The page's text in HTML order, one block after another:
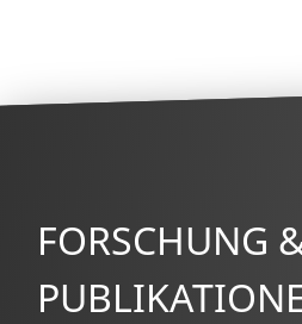
FORSCHUNG